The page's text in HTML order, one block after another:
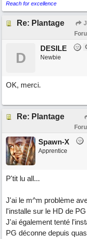
Reach for excellence
Re: Plantage
D
DESILE
Newbie
OK, merci.
Re: Plantage
Spawn-X
Apprentice
P'tit lu all...
J'ai le m^m problème
l'installe sur le HD de
J'ai également tenté
PG déconne depuis